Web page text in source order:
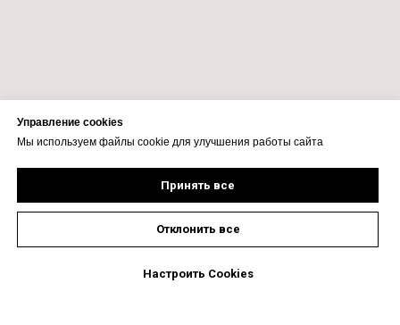
Управление cookies
Мы используем файлы cookie для улучшения работы сайта
Принять все
Отклонить все
Настроить Cookies